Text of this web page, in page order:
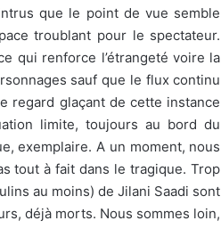
que le point de vue semble
troublant pour le spectateur.
qui renforce l’étrangeté voire la
sauf que le flux continu
regard glaçant de cette instance
limite, toujours au bord du
exemplaire. A un moment, nous
tout à fait dans le tragique. Trop
au moins) de Jilani Saadi sont
déjà morts. Nous sommes loin,